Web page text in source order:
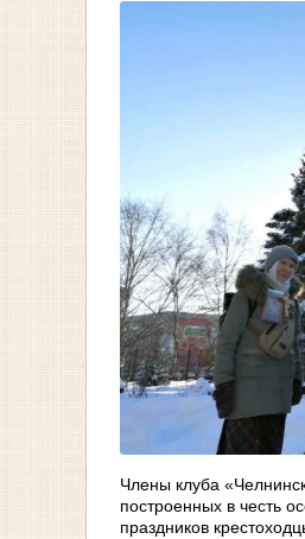
Члены клуба
построенных в честь
праздников